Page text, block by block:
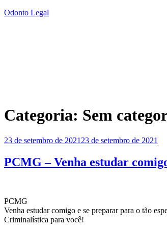
Odonto Legal
Categoria: Sem
Publicado
23 de setembro de 2021 23 de setembro de 2021
PCMG – Venha estudar
PCMG
Venha estudar comigo e se preparar para o tão
Criminalística para você!